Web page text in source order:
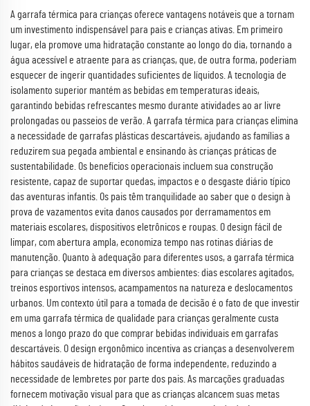
A garrafa térmica para crianças oferece vantagens notáveis que a tornam
um investimento indispensável para pais e crianças ativas. Em primeiro
lugar, ela promove uma hidratação constante ao longo do dia, tornando a
água acessível e atraente para as crianças, que, de outra forma, poderiam
esquecer de ingerir quantidades suficientes de líquidos. A tecnologia de
isolamento superior mantém as bebidas em temperaturas ideais,
garantindo bebidas refrescantes mesmo durante atividades ao ar livre
prolongadas ou passeios de verão. A garrafa térmica para crianças elimina
a necessidade de garrafas plásticas descartáveis, ajudando as famílias a
reduzirem sua pegada ambiental e ensinando às crianças práticas de
sustentabilidade. Os benefícios operacionais incluem sua construção
resistente, capaz de suportar quedas, impactos e o desgaste diário típico
das aventuras infantis. Os pais têm tranquilidade ao saber que o design à
prova de vazamentos evita danos causados por derramamentos em
materiais escolares, dispositivos eletrônicos e roupas. O design fácil de
limpar, com abertura ampla, economiza tempo nas rotinas diárias de
manutenção. Quanto à adequação para diferentes usos, a garrafa térmica
para crianças se destaca em diversos ambientes: dias escolares agitados,
treinos esportivos intensos, acampamentos na natureza e deslocamentos
urbanos. Um contexto útil para a tomada de decisão é o fato de que investir
em uma garrafa térmica de qualidade para crianças geralmente custa
menos a longo prazo do que comprar bebidas individuais em garrafas
descartáveis. O design ergonômico incentiva as crianças a desenvolverem
hábitos saudáveis de hidratação de forma independente, reduzindo a
necessidade de lembretes por parte dos pais. As marcações graduadas
fornecem motivação visual para que as crianças alcancem suas metas